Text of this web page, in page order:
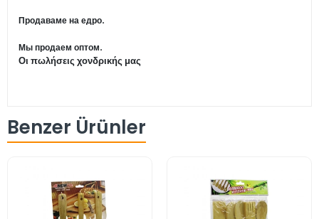
Продаваме на едро.
Мы продаем оптом.
Οι πωλήσεις χονδρικής μας
Benzer Ürünler